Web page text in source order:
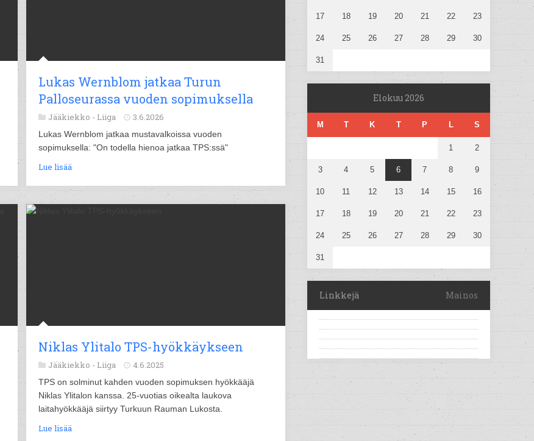
Lukas Wernblom jatkaa Turun
Palloseurassa vuoden sopimuksella
Jääkiekko - Liiga 3.6.2026
Lukas Wernblom jatkaa mustavalkoissa vuoden
sopimuksella: "On todella hienoa jatkaa TPS:ssä"
Lue lisää
Niklas Ylitalo TPS-hyökkäykseen
Jääkiekko - Liiga 4.6.2025
TPS on solminut kahden vuoden sopimuksen hyökkääjä
Niklas Ylitalon kanssa. 25-vuotias oikealta laukova
laitahyökkääjä siirtyy Turkuun Rauman Lukosta.
Lue lisää
17 18 19 20 21 22 23
24 25 26 27 28 29 30
31
Elokuu 2026
M T K T P L S
1 2
3 4 5 6 7 8 9
10 11 12 13 14 15 16
17 18 19 20 21 22 23
24 25 26 27 28 29 30
31
Linkkejä Mainos